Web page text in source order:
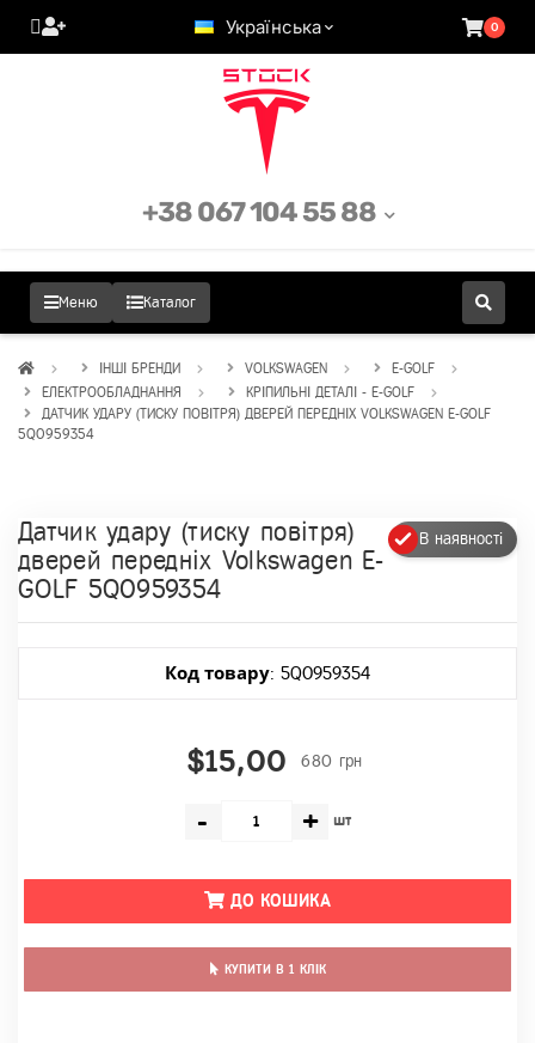
Українська 0
Меню Каталог
+38 067 104 55 88
ІНШІ БРЕНДИ VOLKSWAGEN
E-GOLF
ЕЛЕКТРООБЛАДНАННЯ
КРІПИЛЬНІ ДЕТАЛІ - E-GOLF
ДАТЧИК УДАРУ (ТИСКУ ПОВІТРЯ) ДВЕРЕЙ ПЕРЕДНІХ VOLKSWAGEN E-GOLF
5Q0959354
В наявності
Датчик удару (тиску повітря)
дверей передніх Volkswagen E-
GOLF 5Q0959354
Код товару: 5Q0959354
$15,00 680 грн
- + шт
ДО КОШИКА
КУПИТИ В 1 КЛІК